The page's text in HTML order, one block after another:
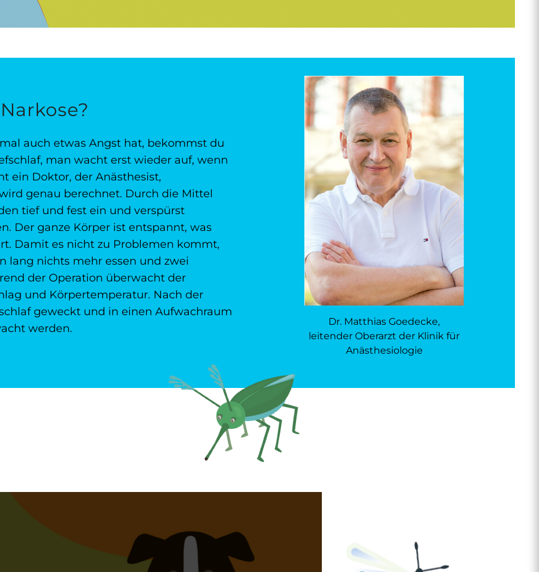
auch etwas Angst hat, bekommst du
man wacht erst wieder auf, wenn
ein Doktor, der Anästhesist,
genau berechnet. Durch die Mittel
tief und fest ein und verspürst
Der ganze Körper ist entspannt, was
Damit es nicht zu Problemen kommt,
lang nichts mehr essen und zwei
der Operation überwacht der
und Körpertemperatur. Nach der
geweckt und in einen Aufwachraum
werden.
Dr. Matthias Goedecke,
leitender Oberarzt der Klinik für
Anästhesiologie